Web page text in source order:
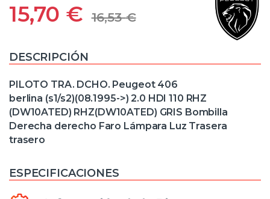
15,70 € 16,53€
DESCRIPCIÓN
PILOTO TRA. DCHO. Peugeot 406
berlina (s1/s2)(08.1995->) 2.0 HDI 110 RHZ
(DW10ATED) RHZ(DW10ATED) GRIS Bombilla
Derecha derecho Faro Lámpara Luz Trasera
trasero
ESPECIFICACIONES